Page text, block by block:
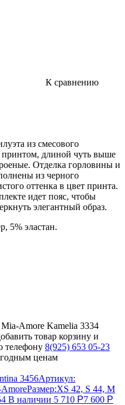
К сравнению
из смесового
длиной чуть выше
Отделка горловины и
из черного
оттенка в цвет принта.
идет пояс, чтобы
элегантный образ.
5% эластан.
Amore Kamelia 3334
товар корзину и
телефону 8(925) 653 05-23
ценам
3456Артикул:
Размер:XS 42, S 44, M
В наличии 5 710 Р7 600 Р